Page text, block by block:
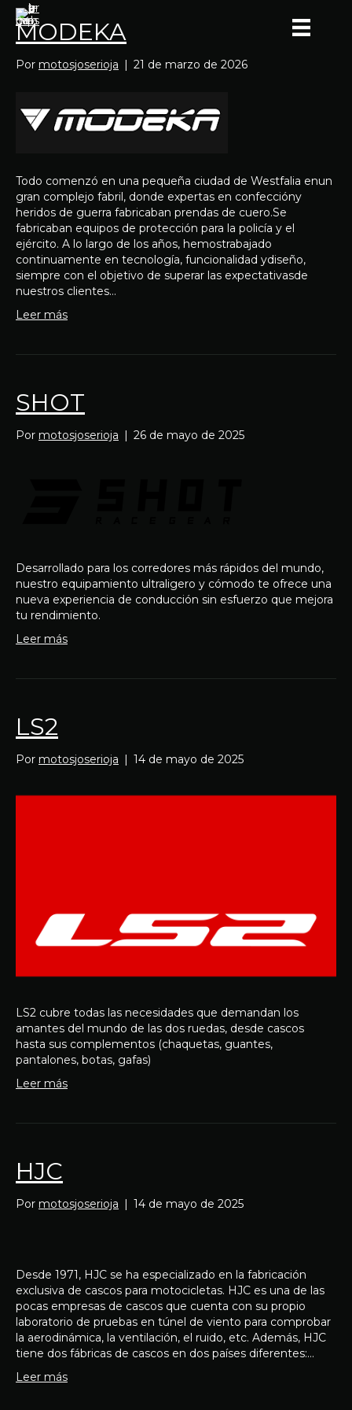
MODEKA
Por motosjoserioja | 21 de marzo de 2026
Todo comenzó en una pequeña ciudad de Westfalia enun
gran complejo fabril, donde expertas en confeccióny
heridos de guerra fabricaban prendas de cuero.Se
fabricaban equipos de protección para la policía y el
ejército. A lo largo de los años, hemostrabajado
continuamente en tecnología, funcionalidad ydiseño,
siempre con el objetivo de superar las expectativasde
nuestros clientes…
Leer más
SHOT
Por motosjoserioja | 26 de mayo de 2025
Desarrollado para los corredores más rápidos del mundo,
nuestro equipamiento ultraligero y cómodo te ofrece una
nueva experiencia de conducción sin esfuerzo que mejora
tu rendimiento.
Leer más
LS2
Por motosjoserioja | 14 de mayo de 2025
LS2 cubre todas las necesidades que demandan los
amantes del mundo de las dos ruedas, desde cascos
hasta sus complementos (chaquetas, guantes,
pantalones, botas, gafas)
Leer más
HJC
Por motosjoserioja | 14 de mayo de 2025
Desde 1971, HJC se ha especializado en la fabricación
exclusiva de cascos para motocicletas. HJC es una de las
pocas empresas de cascos que cuenta con su propio
laboratorio de pruebas en túnel de viento para comprobar
la aerodinámica, la ventilación, el ruido, etc. Además, HJC
tiene dos fábricas de cascos en dos países diferentes:…
Leer más